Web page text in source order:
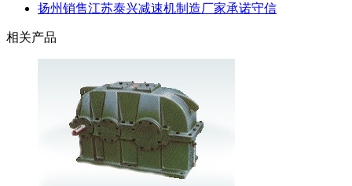
扬州销售江苏泰兴减速机制造厂家承诺守信
相关产品